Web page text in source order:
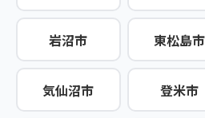
岩沼市 東松島市
気仙沼市 登米市